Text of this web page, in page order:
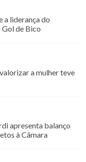
a liderança do
Gol de Bico
a mulher teve
apresenta balanço
à Câmara